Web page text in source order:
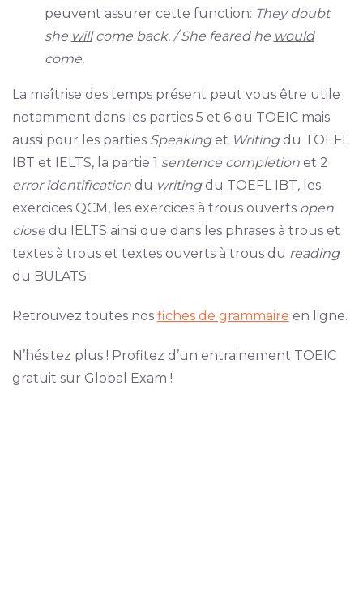
peuvent assurer cette function: They doubt
she willcome back. / She feared he would
come.
La maîtrise des temps présent peut vous être utile
notamment dans les parties 5 et 6 du TOEIC mais
aussi pour les parties Speakinget Writing du TOEFL
IBT et IELTS, la partie 1 sentence completion et 2
error identificationdu writing du TOEFL IBT, les
exercices QCM, les exercices à trous ouverts open
closedu IELTS ainsi que dans les phrases à trous et
textes à trous et textes ouverts à trous du reading
du BULATS.
Retrouvez toutes nos fiches de grammaire en ligne.
N’hésitez plus ! Profitez d’un entrainement TOEIC
gratuit sur Global Exam !